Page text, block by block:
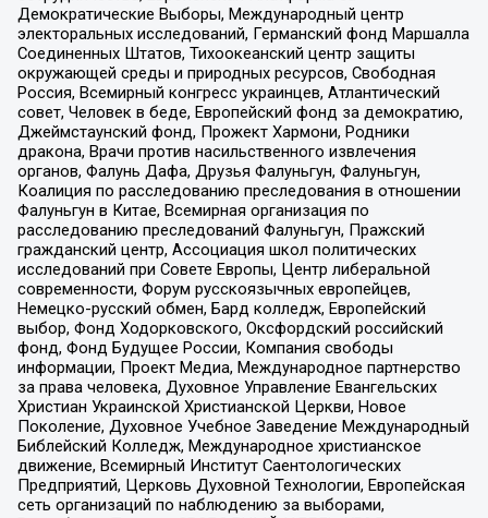
Демократические Выборы, Международный центр
электоральных исследований, Германский фонд Маршалла
Соединенных Штатов, Тихоокеанский центр защиты
окружающей среды и природных ресурсов, Свободная
Россия, Всемирный конгресс украинцев, Атлантический
совет, Человек в беде, Европейский фонд за демократию,
Джеймстаунский фонд, Прожект Хармони, Родники
дракона, Врачи против насильственного извлечения
органов, Фалунь Дафа, Друзья Фалуньгун, Фалуньгун,
Коалиция по расследованию преследования в отношении
Фалуньгун в Китае, Всемирная организация по
расследованию преследований Фалуньгун, Пражский
гражданский центр, Ассоциация школ политических
исследований при Совете Европы, Центр либеральной
современности, Форум русскоязычных европейцев,
Немецко-русский обмен, Бард колледж, Европейский
выбор, Фонд Ходорковского, Оксфордский российский
фонд, Фонд Будущее России, Компания свободы
информации, Проект Медиа, Международное партнерство
за права человека, Духовное Управление Евангельских
Христиан Украинской Христианской Церкви, Новое
Поколение, Духовное Учебное Заведение Международный
Библейский Колледж, Международное христианское
движение, Всемирный Институт Саентологических
Предприятий, Церковь Духовной Технологии, Европейская
сеть организаций по наблюдению за выборами,